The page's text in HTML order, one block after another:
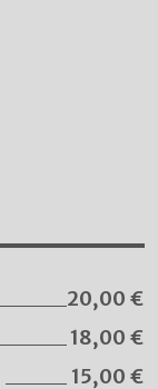
20,00 €
18,00 €
15,00 €